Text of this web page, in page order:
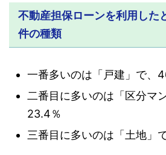
不動産担保ローンを利用した
件の種類
一番多いのは「戸建」で、
二番目に多いのは「区分マ
23.4％
三番目に多いのは「土地」